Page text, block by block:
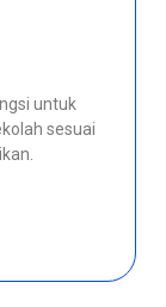
untuk
sesuai